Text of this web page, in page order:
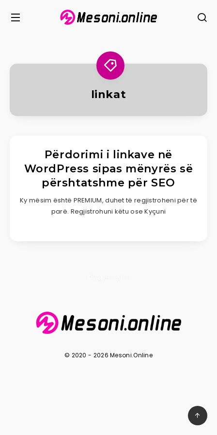
linkat
Përdorimi i linkave në
WordPress sipas mënyrës së
përshtatshme për SEO
Ky mësim është PREMIUM, duhet të regjistroheni për të
parë. Regjistrohuni këtu ose Kyçuni
© 2020 - 2026 Mesoni.Online